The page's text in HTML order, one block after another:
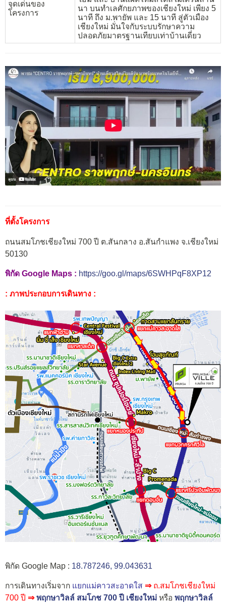
จุดเด่นของ
โครงการ
นา บนทำเลศักยภาพของเชียงใหม่ เพียง 5
นาที ถึง ม.พายัพ และ 15 นาที สู่ตัวเมือง
เชียงใหม่ มั่นใจกับระบบรักษาความ
ปลอดภัยมาตรฐานเทียบเท่าบ้านเดี่ยว
ที่ตั้งโครงการ
ถนนสมโภชเชียงใหม่ 700 ปี ต.สันกลาง อ.สันกำแพง จ.เชียงใหม่
50130
พิกัด Google Maps : https://goo.gl/maps/6SWHPqF8XP12
: ภาพประกอบการเดินทาง :
พิกัด Google Map : 18.787246, 99.043631
การเดินทางเริ่มจาก แยกแม่คาวสะอาดใส ⇒ ถ.สมโภชเชียงใหม่
700 ปี ⇒ พฤกษาวิลล์ สมโภช 700 ปี เชียงใหม่ หรือ พฤกษาวิลล์